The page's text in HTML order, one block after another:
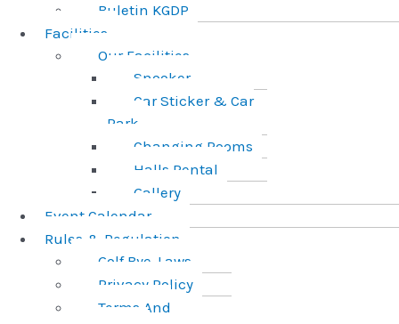
Buletin KGDP
Facilities
Our Facilities
Snooker
Car Sticker & Car
Park
Changing Rooms
Halls Rental
Gallery
Event Calendar
Rules & Regulation
Golf Bye-Laws
Privacy Policy
Terms And